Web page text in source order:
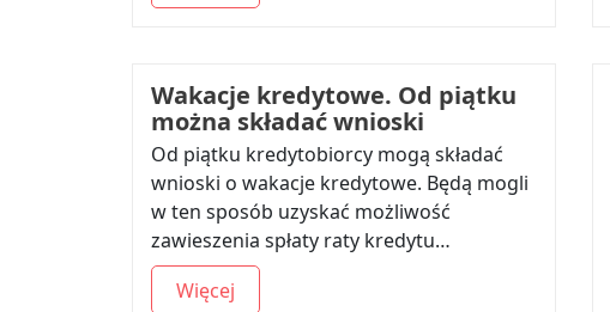
Wakacje kredytowe. Od piątku
można składać wnioski
Od piątku kredytobiorcy mogą składać
wnioski o wakacje kredytowe. Będą mogli
w ten sposób uzyskać możliwość
zawieszenia spłaty raty kredytu…
Więcej